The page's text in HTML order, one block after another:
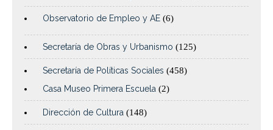
Observatorio de Empleo y AE (6)
Secretaría de Obras y Urbanismo (125)
Secretaría de Políticas Sociales (458)
Casa Museo Primera Escuela (2)
Dirección de Cultura (148)